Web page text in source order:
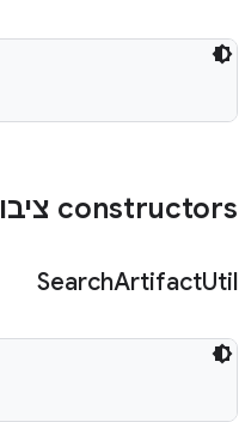
‫constructors ציבוריים
SearchArtifactUtil